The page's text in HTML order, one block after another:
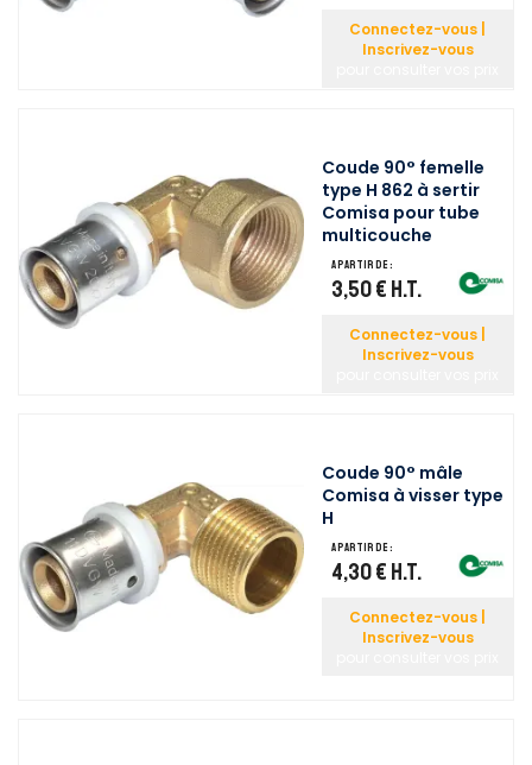
Connectez-vous |
Inscrivez-vous
Coude 90° femelle
type H 862 à sertir
Comisa pour tube
multicouche
A partir de :
3,50 € H.T.
Connectez-vous |
Inscrivez-vous
Coude 90° mâle
Comisa à visser type
H
A partir de :
4,30 € H.T.
Connectez-vous |
Inscrivez-vous